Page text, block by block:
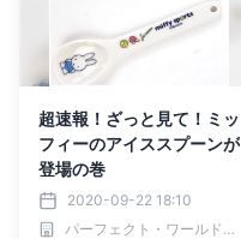
超速報！ざっと見て！ミッ
フィーのアイススプーンが
登場の巻
2020-09-22 18:10
パーフェクト・ワールド株式会社